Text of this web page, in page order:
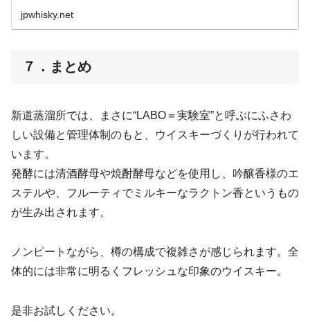
jpwhisky.net
７．まとめ
新道蒸溜所では、まさに“LABO＝実験室”と呼ぶにふさわ
しい設備と管理体制のもと、ウイスキーづくりが行われて
います。
発酵には清酒酵母や焼酎酵母などを使用し、吟醸香様のエ
ステルや、フルーティでミルキーなラクトン香というもの
が生み出されます。
ノンピートながら、樽の構成で複雑さが感じられます。全
体的には非常に明るくフレッシュな印象のウイスキー。
是非お試しください。